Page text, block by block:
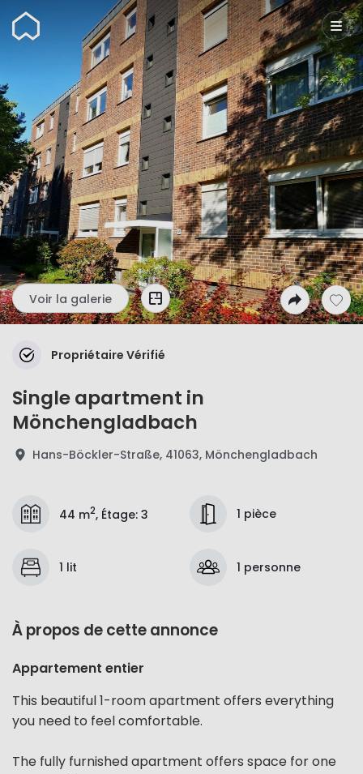
Wunderflats
Voir la galerie
Propriétaire Vérifié
Single apartment in
Mönchengladbach
Hans-Böckler-Straße, 41063, Mönchengladbach
44 m2, Étage: 3 1 pièce
1 lit 1 personne
À propos de cette annonce
Appartement entier
This beautiful 1-room apartment offers everything
you need to feel comfortable.
The fully furnished apartment offers space for one